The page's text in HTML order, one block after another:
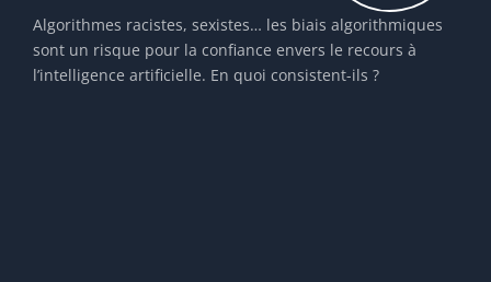
Algorithmes racistes, sexistes… les biais algorithmiques
sont un risque pour la confiance envers le recours à
l’intelligence artificielle. En quoi consistent-ils ?